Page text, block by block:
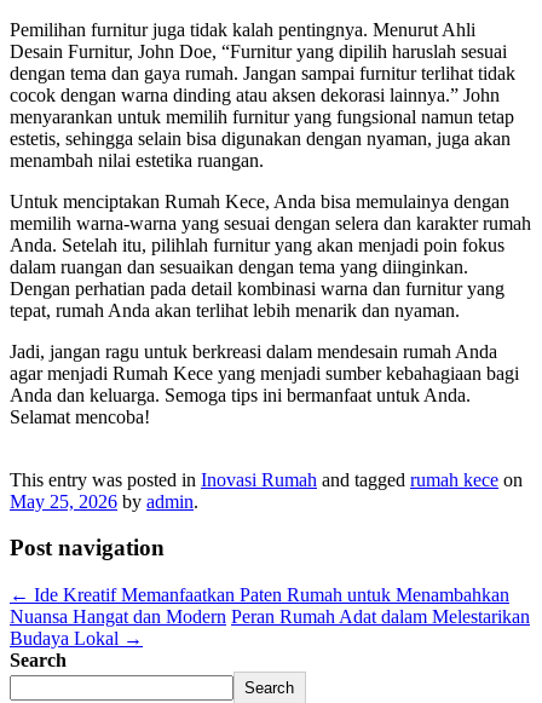
Pemilihan furnitur juga tidak kalah pentingnya. Menurut Ahli
Desain Furnitur, John Doe, “Furnitur yang dipilih haruslah sesuai
dengan tema dan gaya rumah. Jangan sampai furnitur terlihat tidak
cocok dengan warna dinding atau aksen dekorasi lainnya.” John
menyarankan untuk memilih furnitur yang fungsional namun tetap
estetis, sehingga selain bisa digunakan dengan nyaman, juga akan
menambah nilai estetika ruangan.
Untuk menciptakan Rumah Kece, Anda bisa memulainya dengan
memilih warna-warna yang sesuai dengan selera dan karakter rumah
Anda. Setelah itu, pilihlah furnitur yang akan menjadi poin fokus
dalam ruangan dan sesuaikan dengan tema yang diinginkan.
Dengan perhatian pada detail kombinasi warna dan furnitur yang
tepat, rumah Anda akan terlihat lebih menarik dan nyaman.
Jadi, jangan ragu untuk berkreasi dalam mendesain rumah Anda
agar menjadi Rumah Kece yang menjadi sumber kebahagiaan bagi
Anda dan keluarga. Semoga tips ini bermanfaat untuk Anda.
Selamat mencoba!
This entry was posted in Inovasi Rumah and tagged rumah kece on
May 25, 2026 by admin.
Post navigation
← Ide Kreatif Memanfaatkan Paten Rumah untuk Menambahkan
Nuansa Hangat dan Modern Peran Rumah Adat dalam Melestarikan
Budaya Lokal →
Search
Search